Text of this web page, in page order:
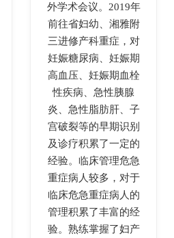
外学术会议。2019年
前往省妇幼、湘雅附
三进修产科重症，对
妊娠糖尿病、妊娠期
高血压、妊娠期血栓
性疾病、急性胰腺
炎、急性脂肪肝、子
宫破裂等的早期识别
及诊疗积累了一定的
经验。临床管理危急
重症病人较多，对于
临床危急重症病人的
管理积累了丰富的经
验。熟练掌握了妇产